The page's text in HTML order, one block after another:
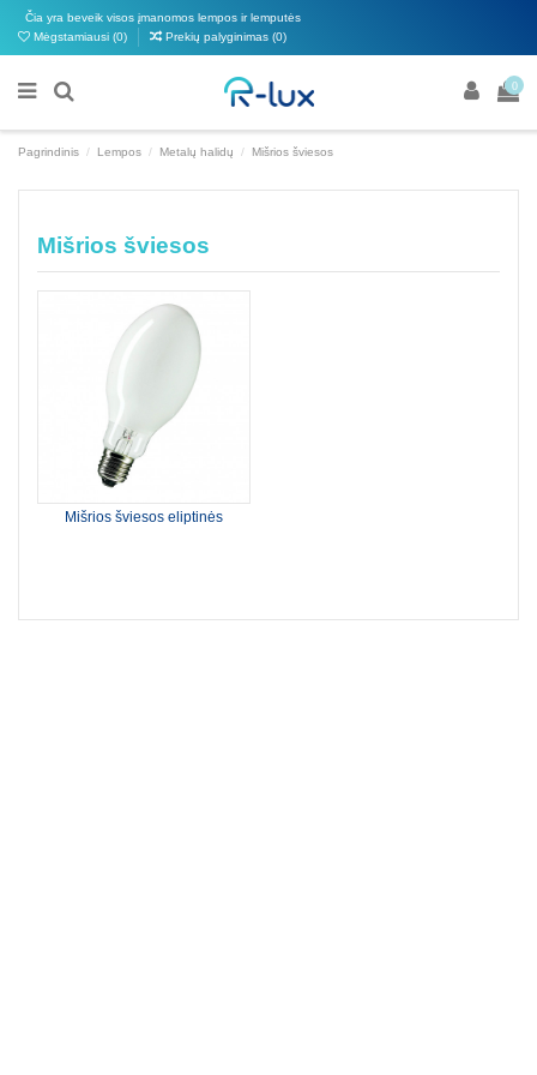
Čia yra beveik visos įmanomos lempos ir lemputės
Mėgstamiausi (0) Prekių palyginimas (0)
0
Pagrindinis Lempos Metalų halidų Mišrios šviesos
Mišrios šviesos
Mišrios šviesos eliptinės